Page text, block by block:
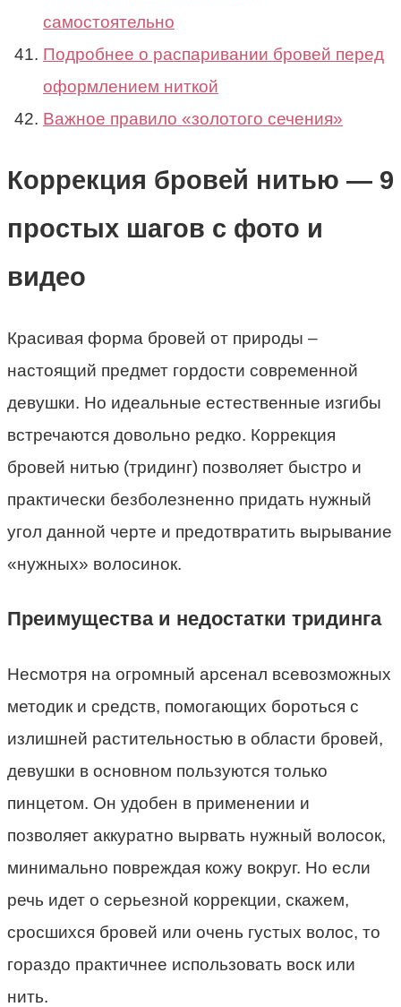
самостоятельно
Подробнее о распаривании бровей перед
оформлением ниткой
Важное правило «золотого сечения»
Коррекция бровей нитью — 9
простых шагов с фото и
видео
Красивая форма бровей от природы –
настоящий предмет гордости современной
девушки. Но идеальные естественные изгибы
встречаются довольно редко. Коррекция
бровей нитью (тридинг) позволяет быстро и
практически безболезненно придать нужный
угол данной черте и предотвратить вырывание
«нужных» волосинок.
Преимущества и недостатки тридинга
Несмотря на огромный арсенал всевозможных
методик и средств, помогающих бороться с
излишней растительностью в области бровей,
девушки в основном пользуются только
пинцетом. Он удобен в применении и
позволяет аккуратно вырвать нужный волосок,
минимально повреждая кожу вокруг. Но если
речь идет о серьезной коррекции, скажем,
сросшихся бровей или очень густых волос, то
гораздо практичнее использовать воск или
нить.